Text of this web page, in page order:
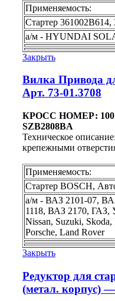
Применяемость:
Стартер 361002В614,
а/м - HYUNDAI
Закрыть
Вилка Привода
Арт. 73-01.3708
КРОСС НОМЕР:
SZB2808BA
Техническое
крепежными
Применяемость:
Стартер BOSCH,
а/м - ВАЗ 2101-07,
1118, ВАЗ 2170, ГАЗ,
Nissan, Suzuki,
Porsche, Land Rover
Закрыть
Редуктор для
(метал. корпус)